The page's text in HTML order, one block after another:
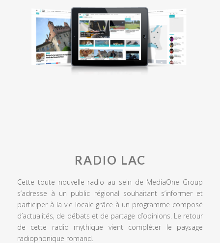
RADIO LAC
Cette toute nouvelle radio au sein de MediaOne Group
s’adresse à un public régional souhaitant s’informer et
participer à la vie locale grâce à un programme composé
d’actualités, de débats et de partage d’opinions. Le retour
de cette radio mythique vient compléter le paysage
radiophonique romand.